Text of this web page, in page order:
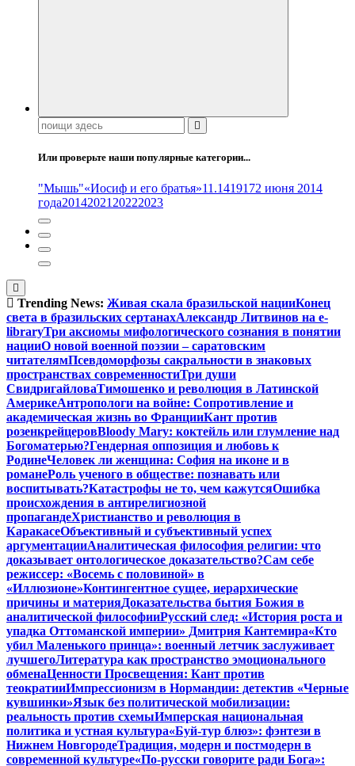
Поиск:
Или проверьте наши популярные категории...
"Мышь"«Иосиф и его братья»11.1419172 июня 2014
года20142021 20222023
Trending News: Живая скала бразильской нацииКонец
света в бразильских сертанахАлександр Литвинов на e-
libraryТри аксиомы мифологического сознания в понятии
нацииО новой военной поэзии – саратовским
читателямПсевдоморфозы сакральности в знаковых
пространствах современностиТри души
СвидригайловаТимошенко и революция в Латинской
АмерикеАнтропологи на войне: Сопротивление и
академическая жизнь во ФранцииКант против
розенкрейцеровBloody Mary: коктейль или глумление над
Богоматерью?Гендерная оппозиция и любовь к
РодинеЧеловек ли женщина: София на иконе и в
романеРоль ученого в обществе: познавать или
воспитывать?Катастрофы не то, чем кажутсяОшибка
происхождения в антирелигиозной
пропагандеХристианство и революция в
КаракасеОбъективный и субъективный успех
аргументацииАналитическая философия религии: что
доказывает онтологическое доказательство?Сам себе
режиссер: «Восемь с половиной» в
«Иллюзионе»Контингентное сущее, иерархические
причины и материяДоказательства бытия Божия в
аналитической философииРусский след: «История роста и
упадка Оттоманской империи» Дмитрия Кантемира«Кто
убил Маленького принца»: военный летчик заслуживает
лучшегоЛитература как пространство эмоционального
обменаЦенности Просвещения: Кант против
теократииИмпрессионизм в Нормандии: детектив «Черные
кувшинки»Язык без политической мобилизации:
реальность против схемыИмперская национальная
политика и устная культура«Буй-тур блюз»: фэнтези в
Нижнем НовгородеТрадиция, модерн и постмодерн в
современной культуре«По-русски говорите ради Бога»: